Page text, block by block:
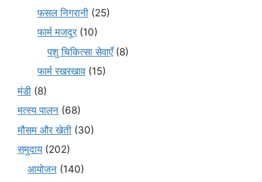
फसल निगरानी (25)
फार्म मजदूर(10)
पशु चिकित्सा सेवाएँ(8)
फार्म रखरखाव(15)
मंडी (8)
मत्स्य पालन (68)
मौसम और खेती (30)
समुदाय(202)
आयोजन (140)